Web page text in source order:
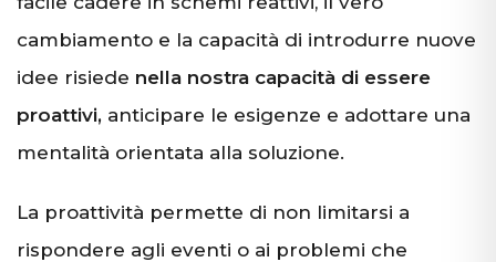
cambiamento e la capacità di introdurre nuove
idee risiede nella nostra capacità di essere
proattivi, anticipare le esigenze e adottare una
mentalità orientata alla soluzione.
La proattività permette di non limitarsi a
rispondere agli eventi o ai problemi che